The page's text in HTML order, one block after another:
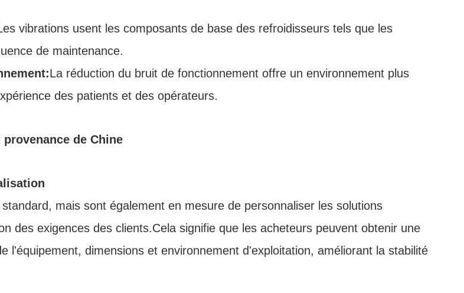
vibrations usent les composants de base des refroidisseurs tels que les
de maintenance.
La réduction du bruit de fonctionnement offre un environnement plus
des patients et des opérateurs.
de Chine
mais sont également en mesure de personnaliser les solutions
des exigences des clients.Cela signifie que les acheteurs peuvent obtenir une
l'équipement, dimensions et environnement d'exploitation, améliorant la stabilité